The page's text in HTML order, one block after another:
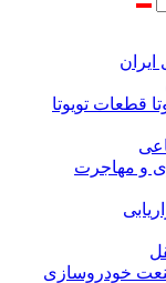
ایران
قطعات تویوتا
و مهاجرت
خودروسازی